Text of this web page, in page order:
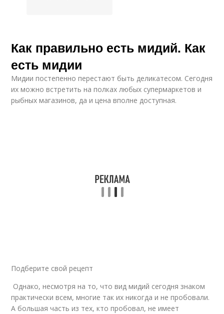
Как правильно есть мидий. Как
есть мидии
Мидии постепенно перестают быть деликатесом. Сегодня
их можно встретить на полках любых супермаркетов и
рыбных магазинов, да и цена вполне доступная.
Подберите свой рецепт
Однако, несмотря на то, что вид мидий сегодня знаком
практически всем, многие так их никогда и не пробовали.
А большая часть из тех, кто пробовал, не имеет